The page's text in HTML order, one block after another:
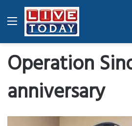
Menu
Operation
anniversary